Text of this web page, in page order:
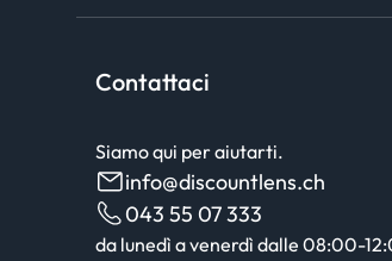
Contattaci
Siamo qui per aiutarti.
info@discountlens.ch
043 55 07 333
da lunedì a venerdì dalle 08:00-